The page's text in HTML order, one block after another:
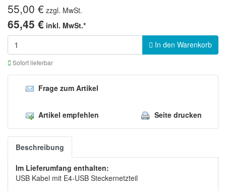
55,00 € zzgl. MwSt.
65,45 € inkl. MwSt.*
In den Warenkorb
Sofort lieferbar
Frage zum Artikel
Artikel empfehlen Seite drucken
Beschreibung
Im Lieferumfang enthalten:
USB Kabel mit E4-USB Steckernetzteil